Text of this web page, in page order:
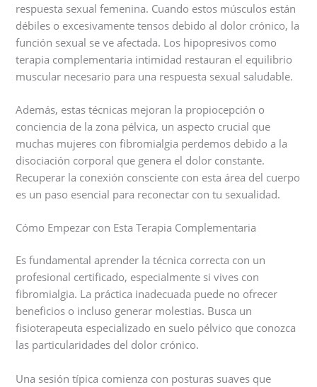
respuesta sexual femenina. Cuando estos músculos están
débiles o excesivamente tensos debido al dolor crónico, la
función sexual se ve afectada. Los hipopresivos como
terapia complementaria intimidad restauran el equilibrio
muscular necesario para una respuesta sexual saludable.
Además, estas técnicas mejoran la propiocepción o
conciencia de la zona pélvica, un aspecto crucial que
muchas mujeres con fibromialgia perdemos debido a la
disociación corporal que genera el dolor constante.
Recuperar la conexión consciente con esta área del cuerpo
es un paso esencial para reconectar con tu sexualidad.
Cómo Empezar con Esta Terapia Complementaria
Es fundamental aprender la técnica correcta con un
profesional certificado, especialmente si vives con
fibromialgia. La práctica inadecuada puede no ofrecer
beneficios o incluso generar molestias. Busca un
fisioterapeuta especializado en suelo pélvico que conozca
las particularidades del dolor crónico.
Una sesión típica comienza con posturas suaves que